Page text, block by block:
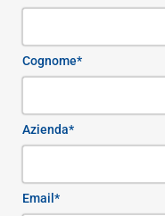
Cognome*
Azienda*
Email*